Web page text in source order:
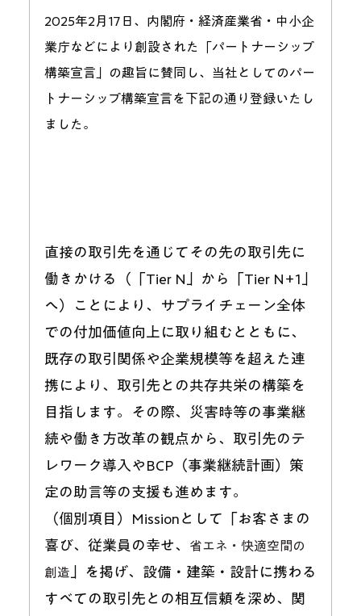
2025年2月17日、内閣府・経済産業省・中小企
業庁などにより創設された「パートナーシップ
構築宣言」の趣旨に賛同し、当社としてのパー
トナーシップ構築宣言を下記の通り登録いたし
ました。
直接の取引先を通じてその先の取引先に
働きかける（「Tier N」から「Tier N+1」
へ）ことにより、サプライチェーン全体
での付加価値向上に取り組むとともに、
既存の取引関係や企業規模等を超えた連
携により、取引先との共存共栄の構築を
目指します。その際、災害時等の事業継
続や働き方改革の観点から、取引先のテ
レワーク導入やBCP（事業継続計画）策
定の助言等の支援も進めます。
（個別項目）
Missionとして「お客さまの
喜び、従業員の幸せ、
省エネ・快適空間の
創造
を掲げ、設備・建築・設計に携わる
すべての取引先との相互信頼を深め、関